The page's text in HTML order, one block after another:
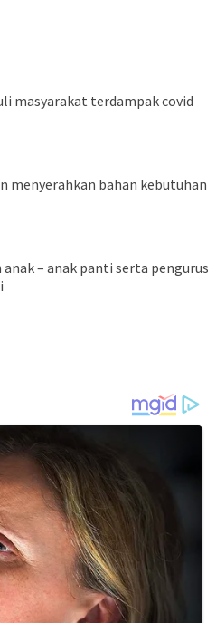
masyarakat terdampak covid
menyerahkan bahan kebutuhan
– anak panti serta pengurus